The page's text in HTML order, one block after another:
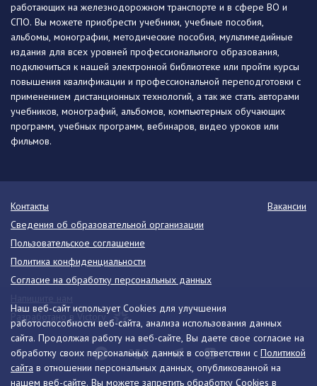
Наш веб-сайт использует Cookies для улучшения
работоспособности веб-сайта, анализа использования данных
сайта. Продолжая работу на веб-сайте, Вы даете свое согласие на
обработку своих персональных данных в соответствии с Политикой
сайта в отношении персональных данных, опубликованной на
нашем веб-сайте. Вы можете запретить обработку Cookies в
работающих на железнодорожном транспорте и в сфере ВО и
СПО. Вы можете приобрести учебники, учебные пособия,
альбомы, монографии, методические пособия, мультимедийные
издания для всех уровней профессионального образования,
подключиться к нашей электронной библиотеке или пройти курсы
повышения квалификации и профессиональной переподготовки с
применением дистанционных технологий, а так же стать авторами
учебников, монографий, альбомов, компьютерных обучающих
программ, учебных программ, вебинаров, видео уроков или
фильмов.
Контакты
Вакансии
Сведения об образовательной организации
Пользовательское соглашение
Политика конфиденциальности
Согласие на обработку персональных данных
Разработано в Victory